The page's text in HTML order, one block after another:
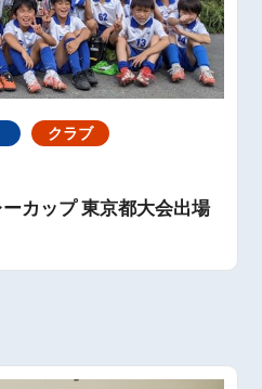
クラブ
カップ 東京都大会出場